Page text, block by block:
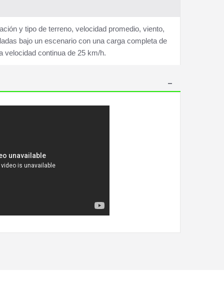
y tipo de terreno, velocidad promedio, viento,
bajo un escenario con una carga completa de
velocidad continua de 25 km/h.